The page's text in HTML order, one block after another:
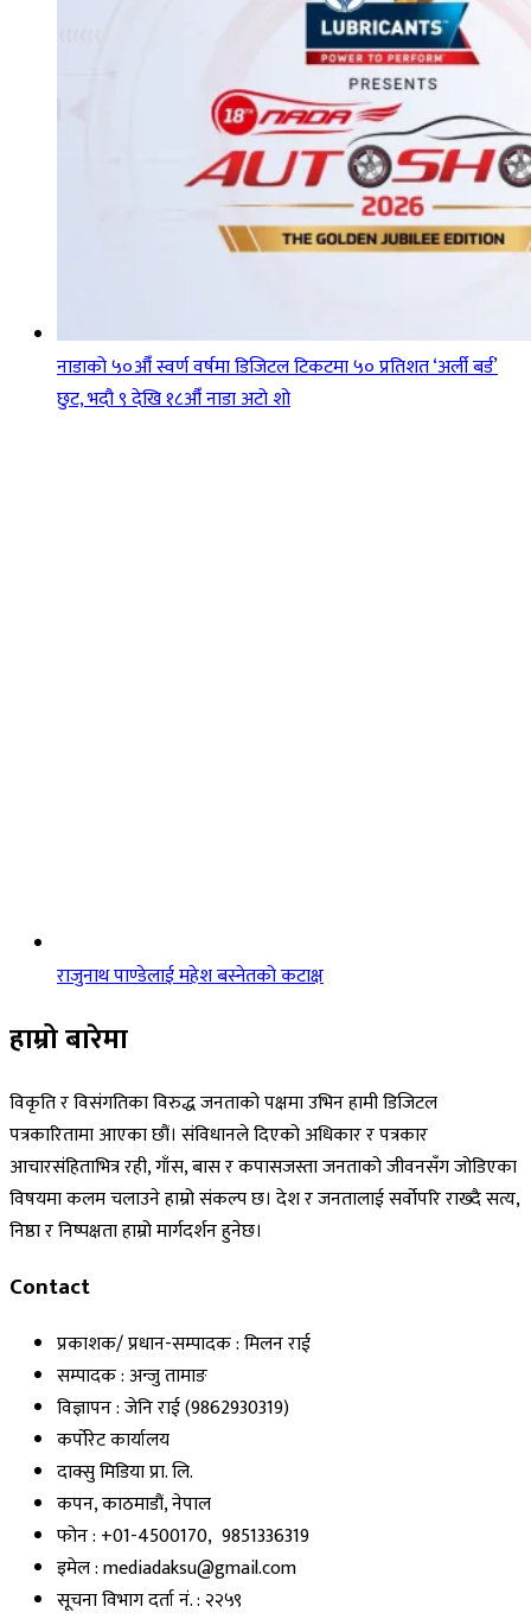
नाडाको ५०औँ स्वर्ण वर्षमा डिजिटल टिकटमा ५० प्रतिशत ‘अर्ली बर्ड’
छुट, भदौ ९ देखि १८औँ नाडा अटो शो
राजुनाथ पाण्डेलाई महेश बस्नेतको कटाक्ष
हाम्रो बारेमा
विकृति र विसंगतिका विरुद्ध जनताको पक्षमा उभिन हामी डिजिटल
पत्रकारितामा आएका छौं। संविधानले दिएको अधिकार र पत्रकार
आचारसंहिताभित्र रही, गाँस, बास र कपासजस्ता जनताको जीवनसँग जोडिएका
विषयमा कलम चलाउने हाम्रो संकल्प छ। देश र जनतालाई सर्वोपरि राख्दै सत्य,
निष्ठा र निष्पक्षता हाम्रो मार्गदर्शन हुनेछ।
Contact
प्रकाशक/ प्रधान-सम्पादक : मिलन राई
सम्पादक : अन्जु तामाङ
विज्ञापन : जेनि राई (9862930319)
कर्पोरेट कार्यालय
दाक्सु मिडिया प्रा. लि.
कपन, काठमाडौं, नेपाल
फोन : +01-4500170, 9851336319
इमेल : mediadaksu@gmail.com
सूचना विभाग दर्ता नं. : २२५९